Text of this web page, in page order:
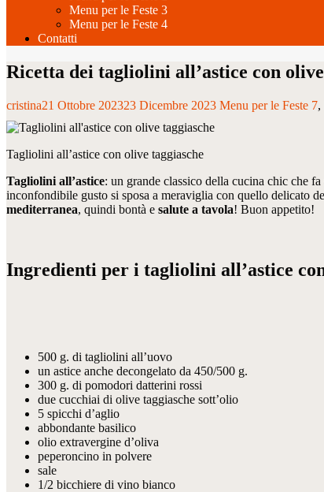
Menu per le Feste 3
Menu per le Feste 4
Contatti
Ricetta dei tagliolini all’astice con
cristina21 Ottobre 202323 Dicembre 2023 Menu per le Feste 7
Tagliolini all’astice con olive taggiasche
Tagliolini all’astice: un grande classico della cucina chic che
inconfondibile gusto si sposa a meraviglia con quello delicato
mediterranea, quindi bontà e salute a tavola! Buon appetito!
Ingredienti per i tagliolini all’astice
500 g. di tagliolini all’uovo
un astice anche decongelato da 450/500 g.
300 g. di pomodori datterini rossi
due cucchiai di olive taggiasche sott’olio
5 spicchi d’aglio
abbondante basilico
olio extravergine d’oliva
peperoncino in polvere
sale
1/2 bicchiere di vino bianco